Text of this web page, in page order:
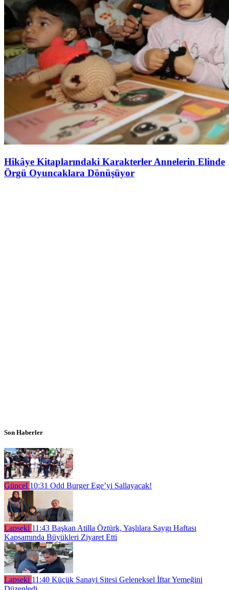
Hikâye Kitaplarındaki Karakterler Annelerin Elinde
Örgü Oyuncaklara Dönüşüyor
Son Haberler
Güncel 10:31 Odd Burger Ege’yi Sallayacak!
Lapseki 11:43 Başkan Atilla Öztürk, Yaşlılara Saygı Haftası
Kapsamında Büyükleri Ziyaret Etti
Lapseki 11:40 Küçük Sanayi Sitesi Geleneksel İftar Yemeğini